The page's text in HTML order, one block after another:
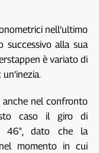
nell’ultimo
successivo alla sua
è variato di
anche nel confronto
caso il giro di
46°, dato che la
momento in cui